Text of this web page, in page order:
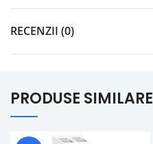
RECENZII (0)
PRODUSE SIMILARE